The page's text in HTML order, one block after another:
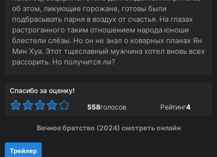
об этом, ликующие горожане, готовы были
подбрасывать парня в воздух от счастья. На глазах
растроганного таким отношением народа юноши
блестели слёзы. Но он не знал о коварных планах Ян
Мин Хуа. Этот тщеславный мужчина хотел вновь всех
рассорить. Но получится ли?
Спасибо за оценку!
558голосов Рейтинг4
Вечное братство (2024) смотреть онлайн
Трейлер